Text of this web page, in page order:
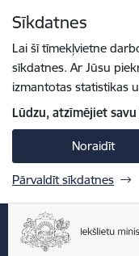
Sīkdatnes
Lai šī tīmekļvietne
sīkdatnes. Ar Jūsu
izmantotas statistikas
Lūdzu, atzīmējiet
Noraidīt
Pārvaldīt sīkdatnes